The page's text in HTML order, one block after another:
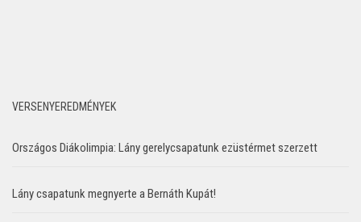
VERSENYEREDMÉNYEK
Országos Diákolimpia: Lány gerelycsapatunk ezüstérmet szerzett
Lány csapatunk megnyerte a Bernáth Kupát!